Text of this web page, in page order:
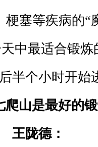
梗塞等疾病的“
中最适合锻炼
半个小时开始
爬山是最好的
王陇德：